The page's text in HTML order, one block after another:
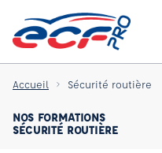
Accueil Sécurité routière
NOS FORMATIONS
SÉCURITÉ ROUTIÈRE